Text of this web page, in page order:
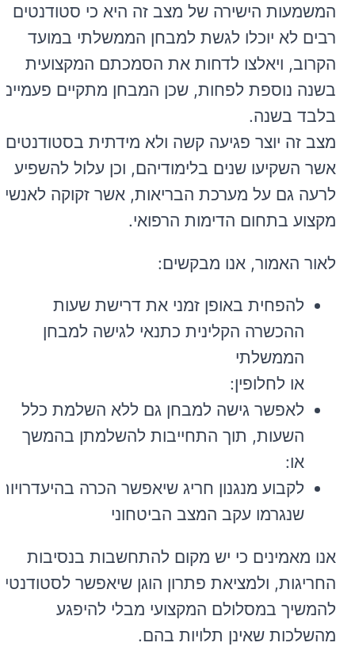
המשמעות הישירה של מצב זה היא כי סטודנטים
רבים לא יוכלו לגשת למבחן הממשלתי במועד
הקרוב, ויאלצו לדחות את הסמכתם המקצועית
בשנה נוספת לפחות, שכן המבחן מתקיים פעמיים
בלבד בשנה.
מצב זה יוצר פגיעה קשה ולא מידתית בסטודנטים,
אשר השקיעו שנים בלימודיהם, וכן עלול להשפיע
לרעה גם על מערכת הבריאות, אשר זקוקה לאנשי
מקצוע בתחום הדימות הרפואי.
לאור האמור, אנו מבקשים:
להפחית באופן זמני את דרישת שעות
ההכשרה הקלינית כתנאי לגישה למבחן
הממשלתי
או לחלופין:
לאפשר גישה למבחן גם ללא השלמת כלל
השעות, תוך התחייבות להשלמתן בהמשך
או:
לקבוע מנגנון חריג שיאפשר הכרה
שנגרמו עקב המצב הביטחוני
אנו מאמינים כי יש מקום להתחשבות בנסיבות
החריגות, ולמציאת פתרון הוגן שיאפשר
להמשיך במסלולם המקצועי מבלי להיפגע
מהשלכות שאינן תלויות בהם.